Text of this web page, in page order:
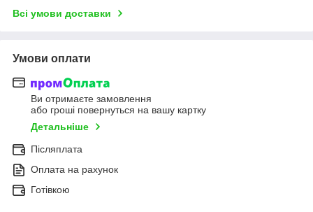
Всі умови доставки
Умови оплати
Ви отримаєте замовлення
або гроші повернуться на вашу картку
Детальніше
Післяплата
Оплата на рахунок
Готівкою